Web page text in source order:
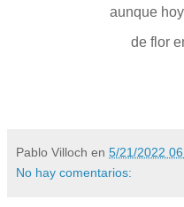
aunque
de flor
Pablo Villoch en 5/21/2022
No hay comentarios: